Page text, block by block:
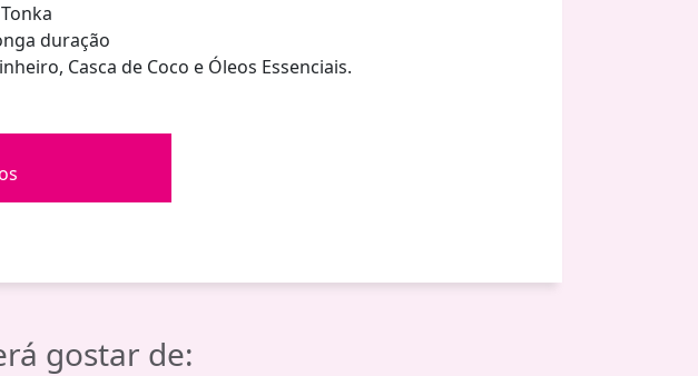
duração
Casca de Coco e Óleos Essenciais.
gostar de: